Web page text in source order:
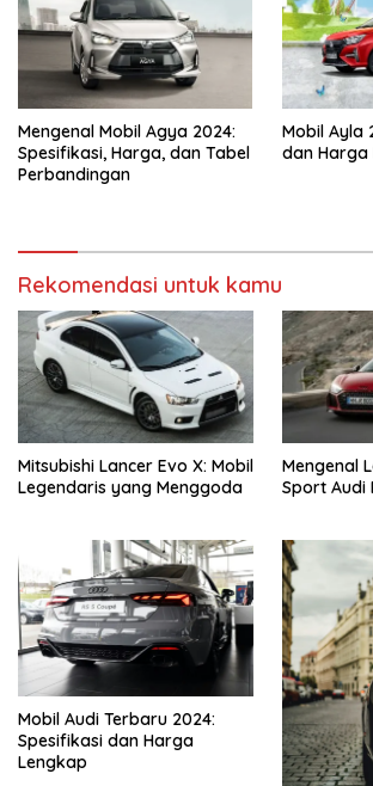
Mengenal Mobil Agya 2024:
Spesifikasi, Harga, dan Tabel
Perbandingan
Mobil Ayla
dan Harga
Rekomendasi untuk kamu
Mitsubishi Lancer Evo X: Mobil
Legendaris yang Menggoda
Mengenal
Sport Audi
Mobil Audi Terbaru 2024:
Spesifikasi dan Harga
Lengkap